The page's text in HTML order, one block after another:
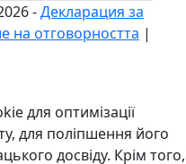
-Декларация за
на отговорността |
для оптимізації
для поліпшення його
досвіду. Крім того,